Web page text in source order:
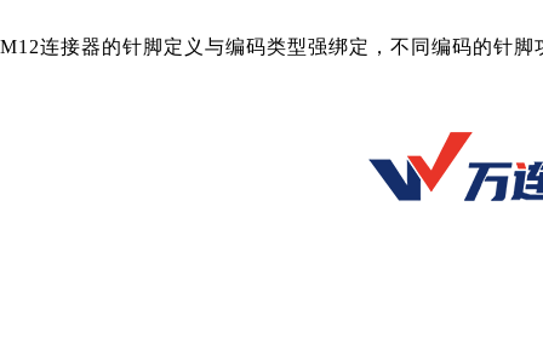
M12连接器的针脚定义与编码类型强绑定，不同编码的针